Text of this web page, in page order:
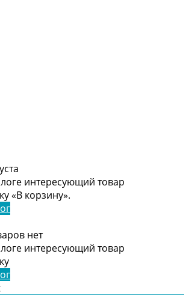
интересующий товар
«В корзину».
нет
интересующий товар